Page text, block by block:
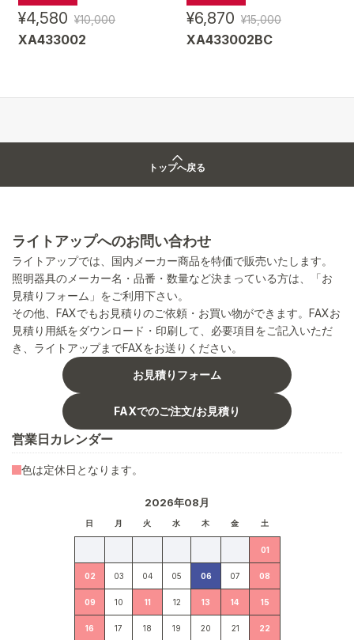
¥4,580 ¥10,000
XA433002
¥6,870 ¥15,000
XA433002BC
トップへ戻る
ライトアップへのお問い合わせ
ライトアップでは、国内メーカー商品を特価で販売いたします。
照明器具のメーカー名・品番・数量など決まっている方は、「お
見積りフォーム」をご利用下さい。
その他、FAXでもお見積りのご依頼・お買い物ができます。FAXお
見積り用紙をダウンロード・印刷して、必要項目をご記入いただ
き、ライトアップまでFAXをお送りください。
お見積りフォーム
FAXでのご注文/お見積り
営業日カレンダー
2026年08月
日 月 火 水 木 金 土
01
02 03 04 05 06 07 08
09 10 11 12 13 14 15
16 17 18 19 20 21 22
色は定休日となります。